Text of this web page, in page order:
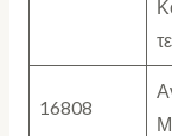
16808